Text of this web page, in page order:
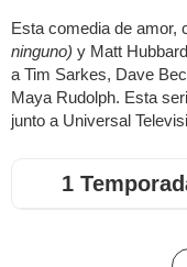
Esta comedia de amor,
ninguno) y Matt Hubbard
a Tim Sarkes, Dave
Maya Rudolph. Esta
junto a Universal
1